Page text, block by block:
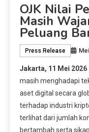
OJK Nilai
Masih
Peluang
Press Release
Jakarta, 11 Mei 2026
masih menghadapi
aset digital secara
terhadap industri
terlihat dari jumlah
bertambah serta